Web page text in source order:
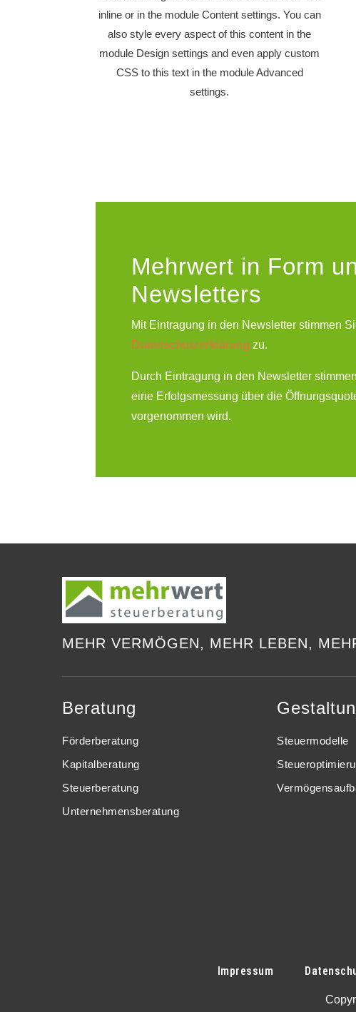
inline or in the module Content settings. You can
also style every aspect of this content in the
module Design settings and even apply custom
CSS to this text in the module Advanced
settings.
Mehrwert in Form
Newsletters
Mit Eintragung in den Newsletter stimmen
Datenschutzerklärung zu.
Durch Eintragung in den Newsletter
eine Erfolgsmessung über die
vorgenommen wird.
MEHR VERMÖGEN, MEHR LEBEN,
Beratung
Förderberatung
Kapitalberatung
Steuerberatung
Unternehmensberatung
Steuermodelle
Impressum